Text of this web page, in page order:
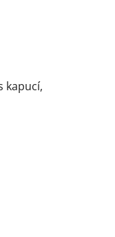
kapucí,